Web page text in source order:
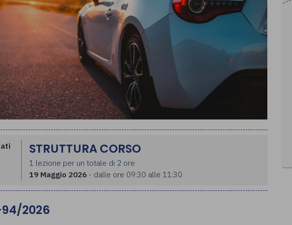
STRUTTURA CORSO
1 lezione per un totale di 2 ore
19 Maggio 2026- dalle ore 09:30 alle 11:30
94/2026